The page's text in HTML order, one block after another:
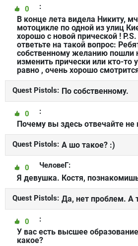
:
0
В конце лета видела Никиту,
мотоцикле по одной из улиц
хорошо с новой прической !
ответьте на такой вопрос:
собственному желанию пошли
изменить прически или кто-то
равно , очень хорошо
Quest Pistols: По собственному.
:
0
Почему вы здесь отвечайте не
Quest Pistols: А шо такое? :)
ЧеловеГ:
0
Я девушка. Костя,
Quest Pistols: Да, нет проблем. А
:
0
У вас есть высшее
какое?